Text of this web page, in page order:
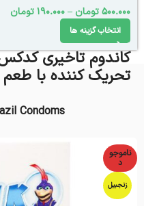
500.000تومان –
190.000تومان
انتخاب گزینه ها
تحریک کننده با
Condoms
ناموجو
د
زنجبیل